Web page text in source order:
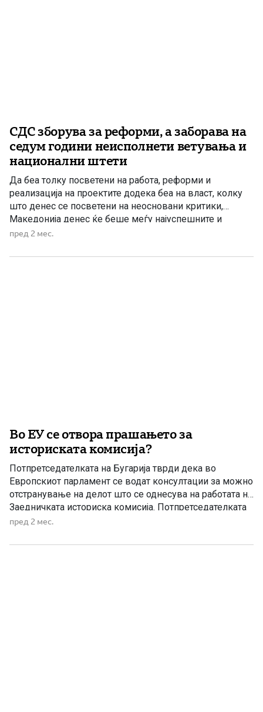
СДС зборува за реформи, а заборава на
седум години неисполнети ветувања и
национални штети
Да беа толку посветени на работа, реформи и
реализација на проектите додека беа на власт, колку
што денес се посветени на неосновани критики,
Македонија денес ќе беше меѓу најуспешните и
најбрзоразвивачки држави не само во регионот, туку и
да ја претстават Владата на ВМРО-ДПМНЕ како
пред 2 мес.
Во ЕУ се отвора прашањето за
историската комисија?
Потпретседателката на Бугарија тврди дека во
Европскиот парламент се водат консултации за можно
отстранување на делот што се однесува на работата на
Заедничката историска комисија. Потпретседателката
на Бугарија, Илијана Јотова, откри дека во пресрет на
консултации за евентуални измени на текстовите што
пред 2 мес.